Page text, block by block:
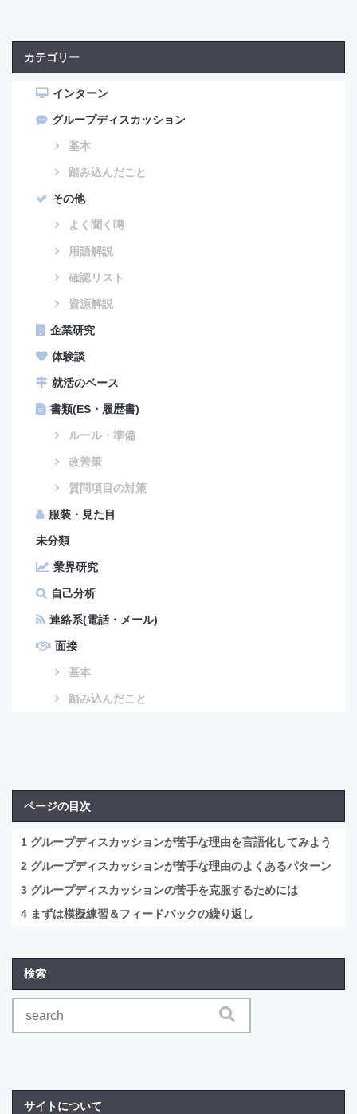
カテゴリー
インターン
グループディスカッション
基本
踏み込んだこと
その他
よく聞く噂
用語解説
確認リスト
資源解説
企業研究
体験談
就活のベース
書類(ES・履歴書)
ルール・準備
改善策
質問項目の対策
服装・見た目
未分類
業界研究
自己分析
連絡系(電話・メール)
面接
基本
踏み込んだこと
ページの目次
1 グループディスカッションが苦手な理由を言語化してみよう
2 グループディスカッションが苦手な理由のよくあるパターン
3 グループディスカッションの苦手を克服するためには
4 まずは模擬練習＆フィードバックの繰り返し
検索
サイトについて